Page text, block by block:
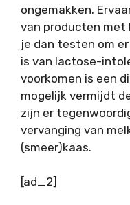
ongemakken.
van producten met
je dan testen om
is van lactose-
voorkomen is een
mogelijk vermijdt
zijn er
vervanging van
(smeer)kaas.
[ad_2]